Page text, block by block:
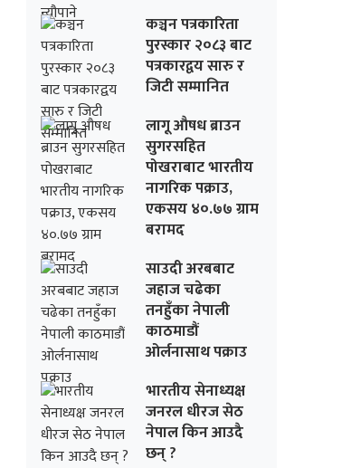
कञ्चन पत्रकारिता
पुरस्कार २०८३ बाट
पत्रकारद्वय सारु र
जिटी सम्मानित
लागू औषध ब्राउन
सुगरसहित
पोखराबाट भारतीय
नागरिक पक्राउ,
एकसय ४०.७७ ग्राम
बरामद
साउदी अरबबाट
जहाज चढेका
तनहुँका नेपाली
काठमाडौं
ओर्लनासाथ पक्राउ
भारतीय सेनाध्यक्ष
जनरल धीरज सेठ
नेपाल किन आउदै
छन् ?